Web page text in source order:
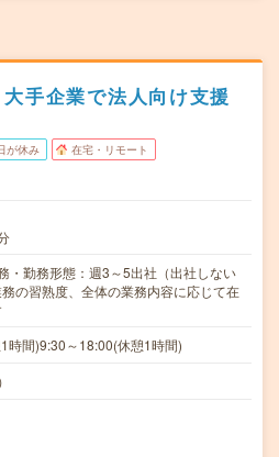
手企業で法人向け支援
が休み 在宅・リモート
・勤務形態：週3～5出社（出社しない
の習熟度、全体の業務内容に応じて在
時間)9:30～18:00(休憩1時間)